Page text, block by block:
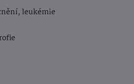
leukémie